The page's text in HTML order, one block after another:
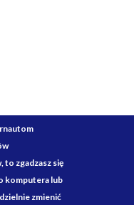
to zgadzasz się
komputera lub
zmienić